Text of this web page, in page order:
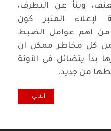
وينأ عن التطرف،
المنبر كون
من اهم عوامل الضبط
من كل مخاطر ممكن ان
بدأ يتضائل في الآونة
من جديد.
الوطنية في الداخل المقال التالي:
التالي